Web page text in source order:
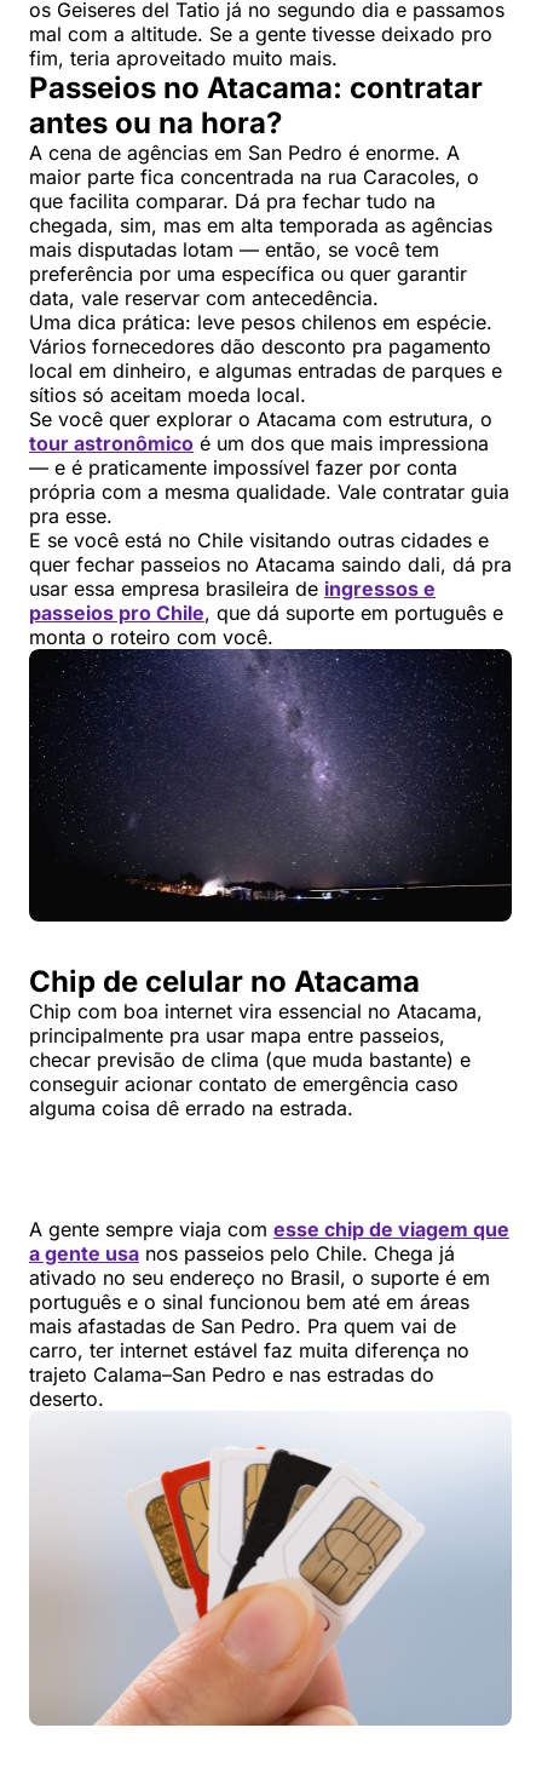
os Geiseres del Tatio já no segundo dia e passamos
mal com a altitude. Se a gente tivesse deixado pro
fim, teria aproveitado muito mais.
Passeios no Atacama: contratar
antes ou na hora?
A cena de agências em San Pedro é enorme. A
maior parte fica concentrada na rua Caracoles, o
que facilita comparar. Dá pra fechar tudo na
chegada, sim, mas em alta temporada as agências
mais disputadas lotam — então, se você tem
preferência por uma específica ou quer garantir
data, vale reservar com antecedência.
Uma dica prática: leve pesos chilenos em espécie.
Vários fornecedores dão desconto pra pagamento
local em dinheiro, e algumas entradas de parques e
sítios só aceitam moeda local.
Se você quer explorar o Atacama com estrutura, o
tour astronômico é um dos que mais impressiona
— e é praticamente impossível fazer por conta
própria com a mesma qualidade. Vale contratar guia
pra esse.
E se você está no Chile visitando outras cidades e
quer fechar passeios no Atacama saindo dali, dá pra
usar essa empresa brasileira de ingressos e
passeios pro Chile, que dá suporte em português e
monta o roteiro com você.
Chip de celular no Atacama
Chip com boa internet vira essencial no Atacama,
principalmente pra usar mapa entre passeios,
checar previsão de clima (que muda bastante) e
conseguir acionar contato de emergência caso
alguma coisa dê errado na estrada.
A gente sempre viaja com esse chip de viagem que
a gente usa nos passeios pelo Chile. Chega já
ativado no seu endereço no Brasil, o suporte é em
português e o sinal funcionou bem até em áreas
mais afastadas de San Pedro. Pra quem vai de
carro, ter internet estável faz muita diferença no
trajeto Calama–San Pedro e nas estradas do
deserto.